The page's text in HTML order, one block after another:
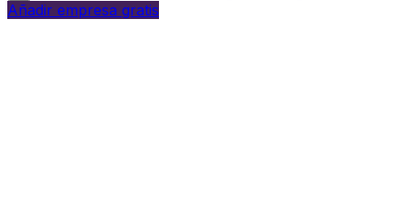
Añadir empresa gratis